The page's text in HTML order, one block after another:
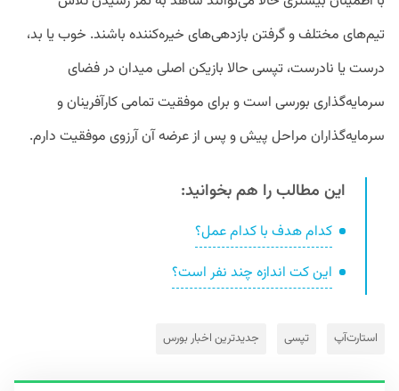
تیم‌های مختلف و گرفتن بازدهی‌های خیره‌کننده باشند. خوب یا بد،‌
درست یا نادرست، تپسی حالا بازیکن اصلی میدان در فضای
سرمایه‌گذاری بورسی است و برای موفقیت تمامی کارآفرینان و
سرمایه‌گذاران مراحل پیش و پس از عرضه آن آرزوی موفقیت دارم.
این مطالب را هم بخوانید:
کدام هدف با کدام عمل؟
این کت اندازه چند نفر است؟
استارت‌آپ تپسی جدیدترین اخبار بورس